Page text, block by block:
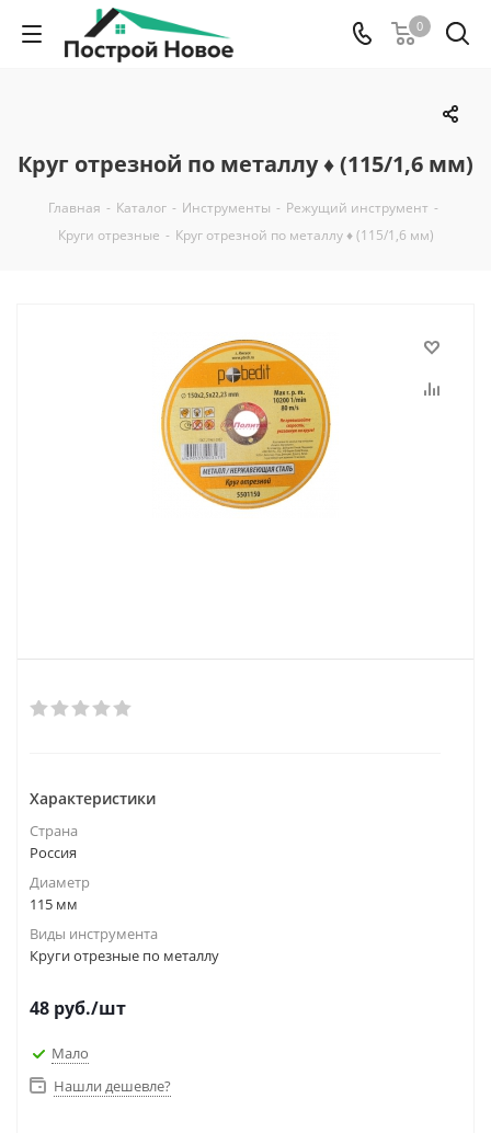
0
Круг отрезной по металлу ♦ (115/1,6 мм)
Главная - Каталог - Инструменты - Режущий инструмент -
Круги отрезные - Круг отрезной по металлу ♦ (115/1,6 мм)
Характеристики
Страна
Россия
Диаметр
115 мм
Виды инструмента
Круги отрезные по металлу
48 руб./шт
Мало
Нашли дешевле?